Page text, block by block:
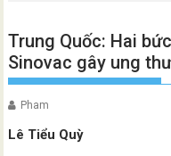
Trung Quốc: Hai
Sinovac gây ung
Pham
Lê Tiểu Quỳ